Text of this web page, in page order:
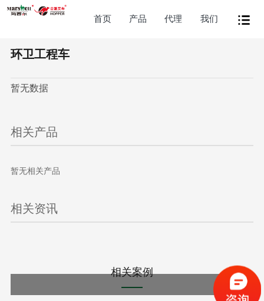
首页 产品 代理 我们
环卫工程车
暂无数据
相关产品
暂无相关产品
相关资讯
相关案例